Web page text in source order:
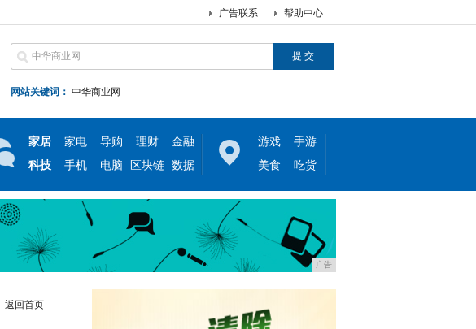
帮助中心
广告联系
网站关键词： 中华商业网
家居 家电 导购 理财
金融
科技
手机 电脑 区块链 数据
游戏
手游
美食
吃货
广告
返回首页